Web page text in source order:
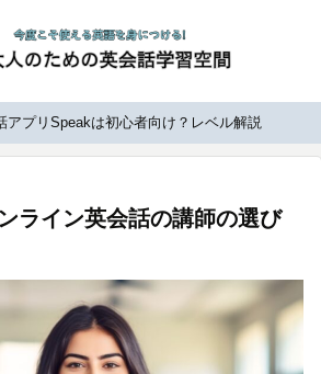
アプリSpeakは初心者向け？レベル解説
ライン英会話の講師の選び